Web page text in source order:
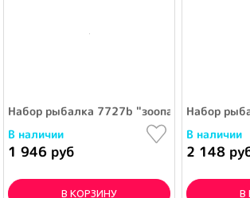
Набор рыбалка 7727b "зоопарк" (45 дет.)
В наличии
1 946 руб
В КОРЗИНУ
Набор
В наличии
2 148
В